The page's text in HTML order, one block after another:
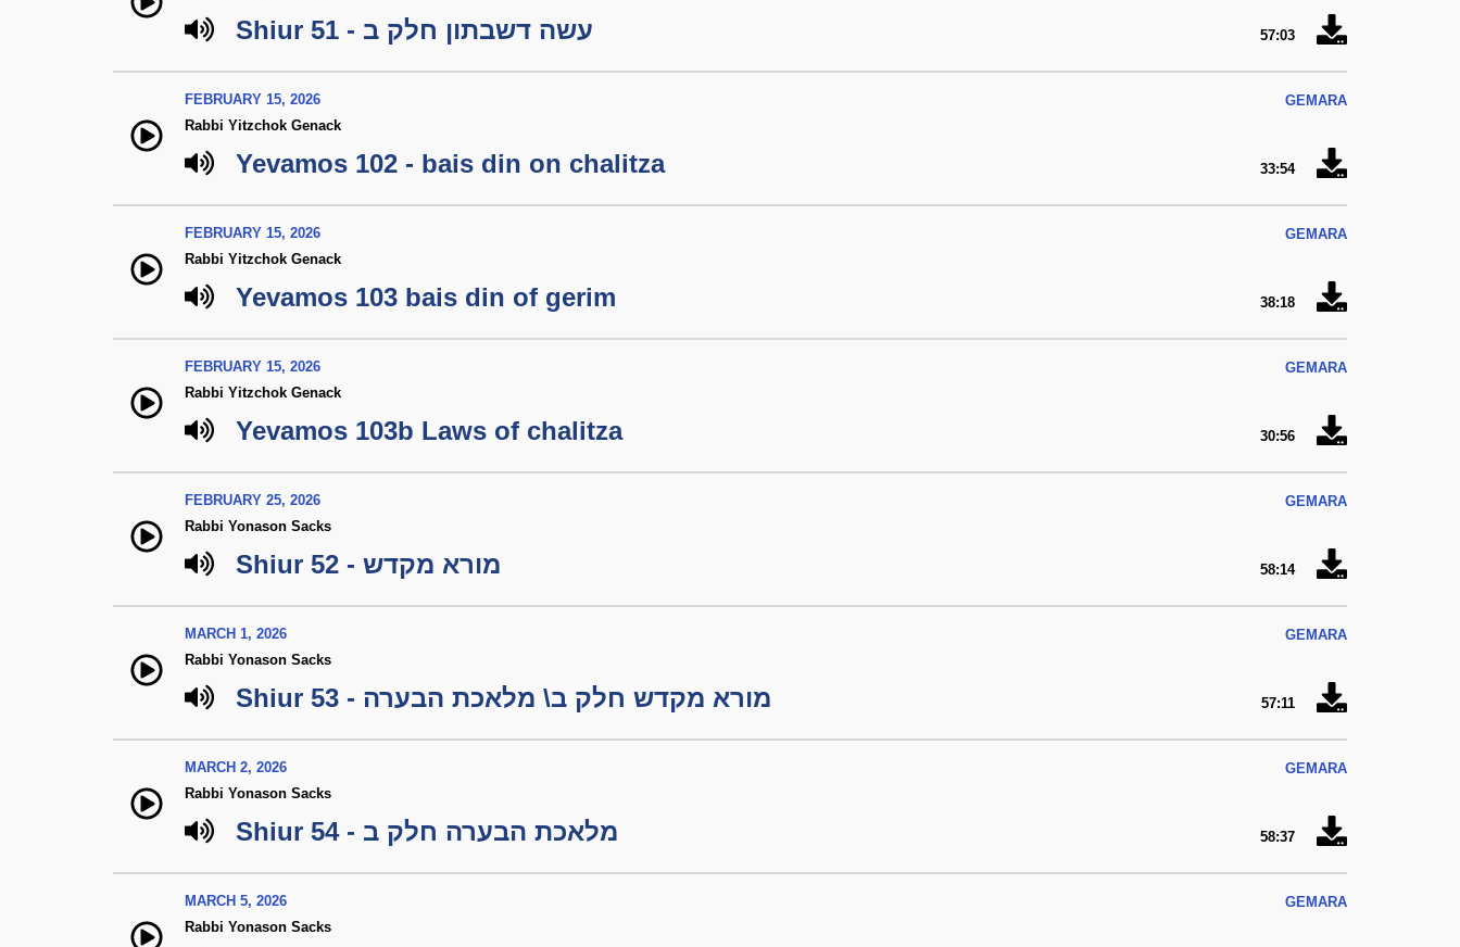
Shiur 51 - עשה דשבתון חלק ב 57:03
FEBRUARY 15, 2026
GEMARA
Rabbi Yitzchok Genack
Yevamos 102 - bais din on chalitza 33:54
FEBRUARY 15, 2026
GEMARA
Rabbi Yitzchok Genack
Yevamos 103 bais din of gerim 38:18
FEBRUARY 15, 2026
GEMARA
Rabbi Yitzchok Genack
Yevamos 103b Laws of chalitza 30:56
FEBRUARY 25, 2026
GEMARA
Rabbi Yonason Sacks
Shiur 52 - מורא מקדש 58:14
MARCH 1, 2026
GEMARA
Rabbi Yonason Sacks
Shiur 53 - מורא מקדש חלק ב\ מלאכת הבערה 57:11
MARCH 2, 2026
GEMARA
Rabbi Yonason Sacks
Shiur 54 - מלאכת הבערה חלק ב 58:37
MARCH 5, 2026
GEMARA
Rabbi Yonason Sacks